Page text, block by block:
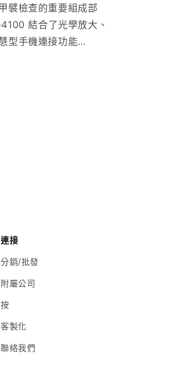
襞檢查的重要組成部
結合了光學放大、
型手機連接功能…
連接
分銷/批發
附屬公司
按
客製化
聯絡我們